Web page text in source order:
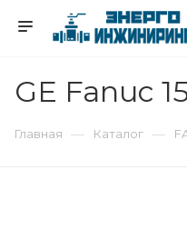
GE Fanuc
Главная — Каталог —